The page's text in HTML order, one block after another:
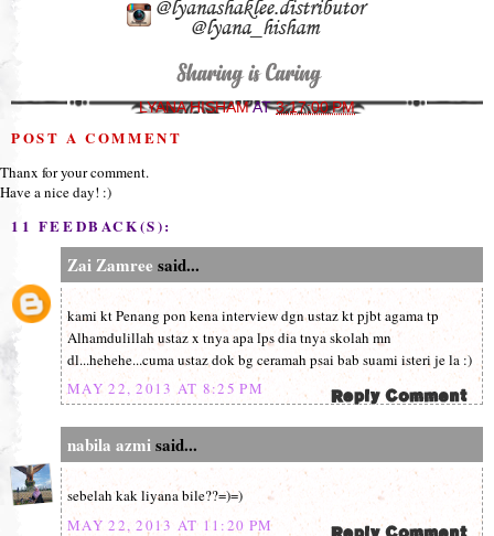
LYANA HISHAMAT3:17:00 PM
POST A COMMENT
Thanx for your comment.
Have a nice day! :)
11 FEEDBACK(S):
Zai Zamree said...
kami kt Penang pon kena interview dgn ustaz kt pjbt agama tp
Alhamdulillah ustaz x tnya apa lps dia tnya skolah mn
dl...hehehe...cuma ustaz dok bg ceramah psai bab suami isteri je la :)
MAY 22, 2013 AT 8:25 PM
nabila azmisaid...
sebelah kak liyana bile??=)=)
MAY 22, 2013 AT 11:20 PM